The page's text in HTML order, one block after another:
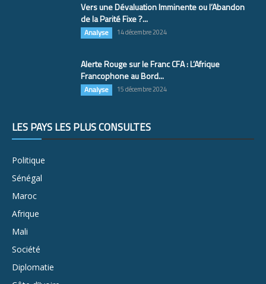
Vers une Dévaluation Imminente ou l’Abandon
de la Parité Fixe ?...
Analyse 14 décembre 2024
Alerte Rouge sur le Franc CFA : L’Afrique
Francophone au Bord...
Analyse 15 décembre 2024
LES PAYS LES PLUS CONSULTÉS
Politique
Sénégal
Maroc
Afrique
Mali
Société
Diplomatie